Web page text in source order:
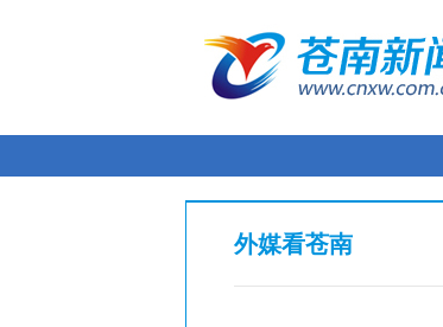
外媒看苍南